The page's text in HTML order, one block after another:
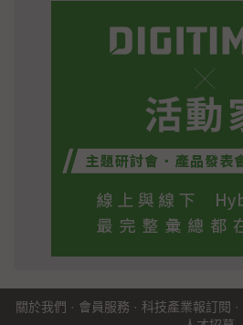
關於我們 · 會員服務 · 科技產業報訂閱 ·